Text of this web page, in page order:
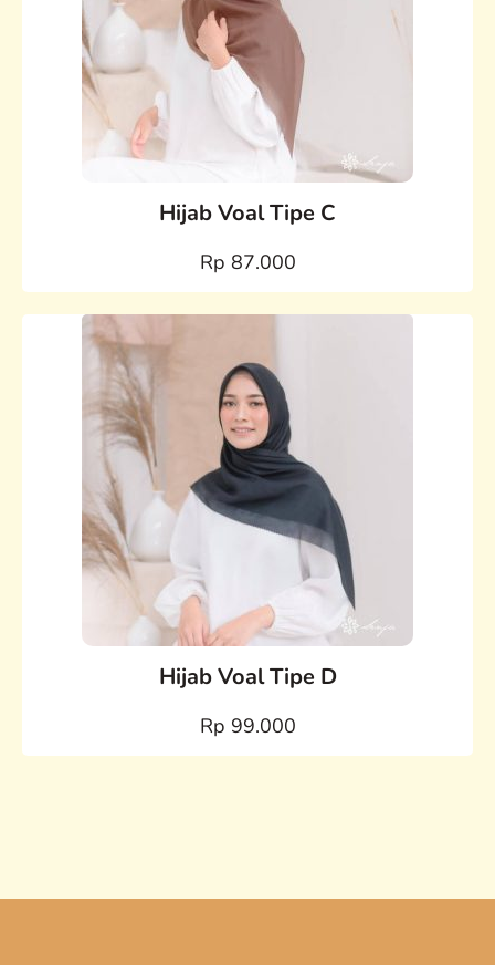
Hijab Voal Tipe C
Rp 87.000
Hijab Voal Tipe D
Rp 99.000